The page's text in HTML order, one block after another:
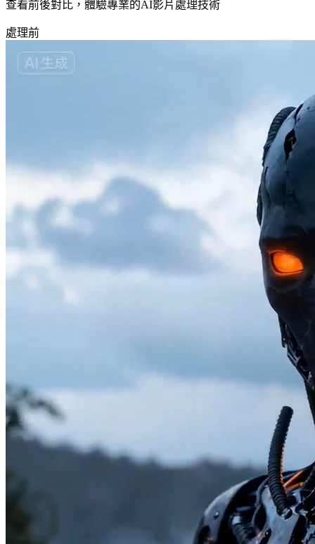
查看前後對比，體驗專業的AI影片處理技術
處理前